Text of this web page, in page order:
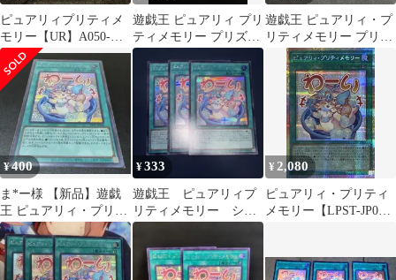
ピュアリィプリティメ
モリー【UR】A050-
K06
遊戯王 ピュアリィ プリ
ティメモリー プリズマ
プリシク スタンプエデ
ィション
遊戯王 ピュアリィ・プ
リティメモリー プリズ
マティックシークレッ
¥400
ま*ー様 【新品】遊戯
王 ピュアリィ・プリテ
ィメモリー (シークレ
ットレア)
¥333
遊戯王 ピュアリィプ
リティメモリー シー
クレット3枚 スタンプ
エディション
¥ 2,080
ピュアリィ・プリティ
メモリー【LPST-JP038